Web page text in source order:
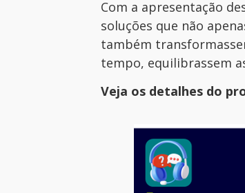
Com a apresentação
soluções que não
também
tempo, equilibrassem
Veja os detalhes do